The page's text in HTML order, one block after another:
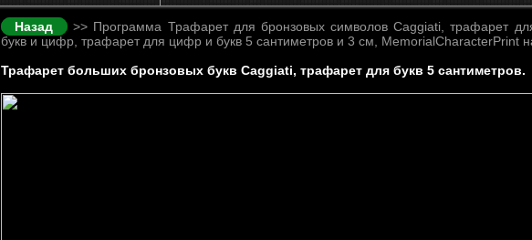
Назад
>> Программа Трафарет для бронзовых символов Caggiati, трафарет
букв и цифр, трафарет для цифр и букв 5 сантиметров и 3 см, MemorialCharacterPrint
Трафарет больших бронзовых букв Caggiati, трафарет для букв 5 сантиметров.